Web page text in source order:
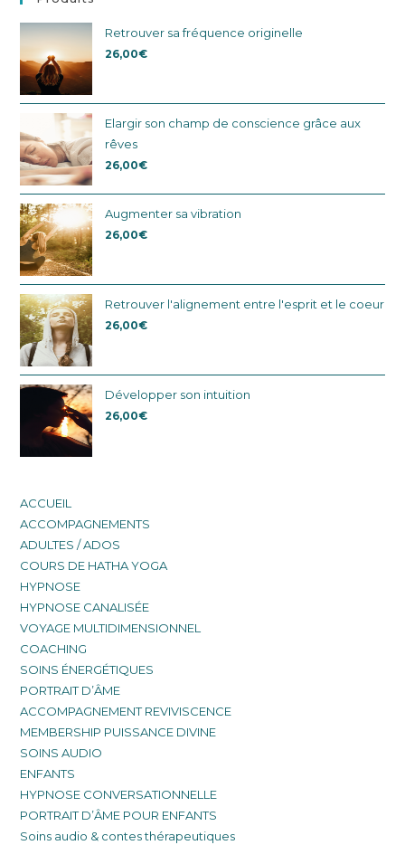
Retrouver sa fréquence originelle
26,00€
Elargir son champ de conscience grâce aux
rêves
26,00€
Augmenter sa vibration
26,00€
Retrouver l'alignement entre l'esprit et le coeur
26,00€
Développer son intuition
26,00€
ACCUEIL
ACCOMPAGNEMENTS
ADULTES / ADOS
COURS DE HATHA YOGA
HYPNOSE
HYPNOSE CANALISÉE
VOYAGE MULTIDIMENSIONNEL
COACHING
SOINS ÉNERGÉTIQUES
PORTRAIT D’ÂME
ACCOMPAGNEMENT REVIVISCENCE
MEMBERSHIP PUISSANCE DIVINE
SOINS AUDIO
ENFANTS
HYPNOSE CONVERSATIONNELLE
PORTRAIT D’ÂME POUR ENFANTS
Soins audio & contes thérapeutiques